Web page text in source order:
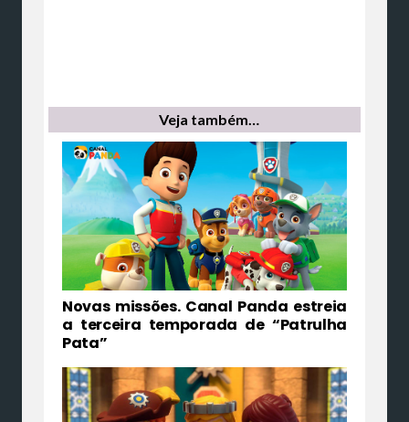
Veja também…
Novas missões. Canal Panda estreia
a terceira temporada de “Patrulha
Pata”